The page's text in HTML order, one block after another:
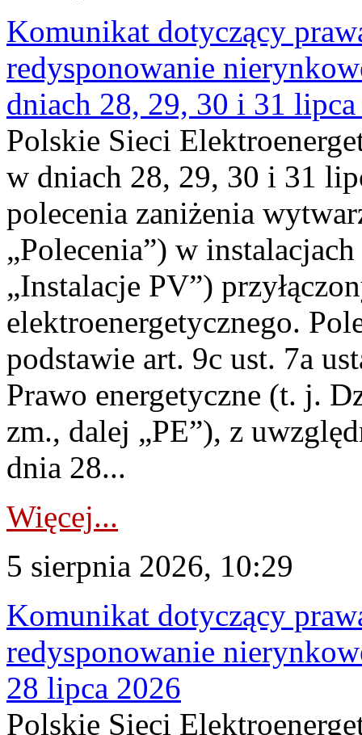
Komunikat dotyczący
redysponowanie
dniach 28, 29, 30 i 31
Polskie Sieci
w dniach 28, 29, 30 i 31
polecenia zaniżenia
„Polecenia”) w
„Instalacje PV”)
elektroenergetycznego.
podstawie art. 9c ust. 7a
Prawo energetyczne (t. j.
zm., dalej „PE”), z
dnia 28...
Więcej...
5 sierpnia 2026, 10:29
Komunikat dotyczący
redysponowanie
28 lipca 2026
Polskie Sieci